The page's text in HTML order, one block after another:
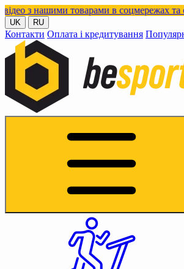
товарами в соцмережах та отримуйте
UK RU
Контакти Оплата і кредитування